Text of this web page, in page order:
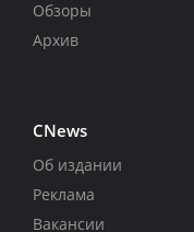
Обзоры
Архив
CNews
Об издании
Реклама
Вакансии